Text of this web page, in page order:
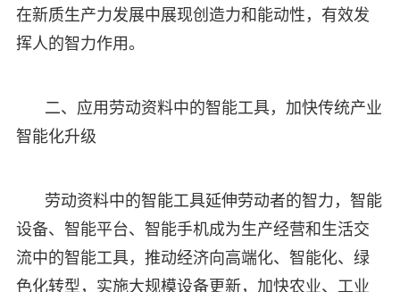
在新质生产力发展中展现创造力和能动性，有效发
挥人的智力作用。
二、应用劳动资料中的智能工具，加快传统产业
智能化升级
劳动资料中的智能工具延伸劳动者的智力，智能
设备、智能平台、智能手机成为生产经营和生活交
流中的智能工具，推动经济向高端化、智能化、绿
色化转型，实施大规模设备更新，加快农业、工业